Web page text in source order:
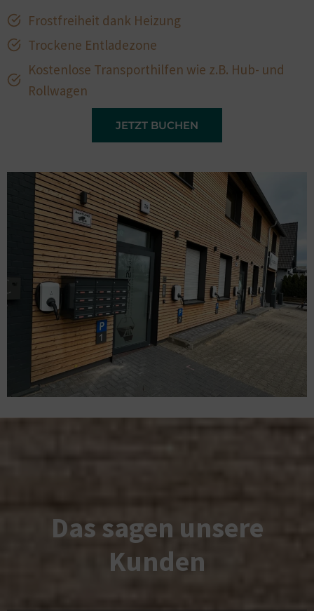
Frostfreiheit dank Heizung
Trockene Entladezone
Kostenlose Transporthilfen wie z.B. Hub- und
Rollwagen
JETZT BUCHEN
Das sagen unsere
Kunden